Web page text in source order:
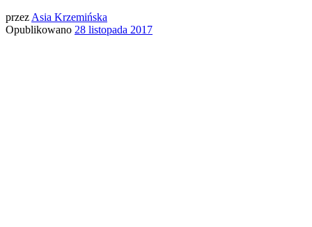
przez Asia Krzemińska
Opublikowano 28 listopada 2017